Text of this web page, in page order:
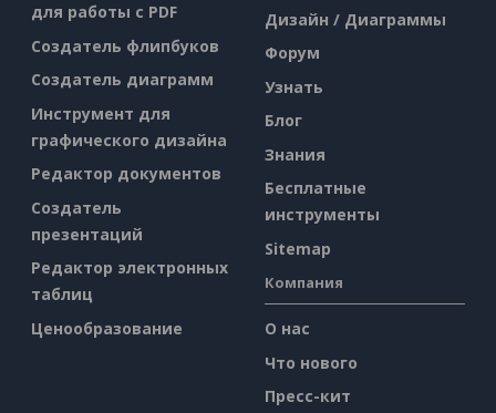
для работы с PDF
Создатель флипбуков
Создатель диаграмм
Инструмент для
графического дизайна
Редактор документов
Создатель
презентаций
Редактор электронных
таблиц
Ценообразование
Дизайн / Диаграммы
Форум
Узнать
Блог
Знания
Бесплатные
инструменты
Sitemap
Компания
О нас
Что нового
Пресс-кит